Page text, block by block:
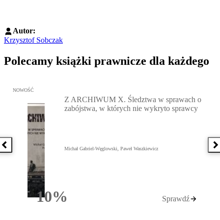
Autor:
Krzysztof Sobczak
Polecamy książki prawnicze dla każdego
Poprzednia książka
Przejdź do: Z ARCHIWUM X. Śledztwa w sprawach o
NOWOŚĆ
10%Rabatu
Z ARCHIWUM X. Śledztwa w sprawach o
zabójstwa, w których nie wykryto sprawcy
Michał Gabriel-Węglowski, Paweł Waszkiewicz
Sprawdź